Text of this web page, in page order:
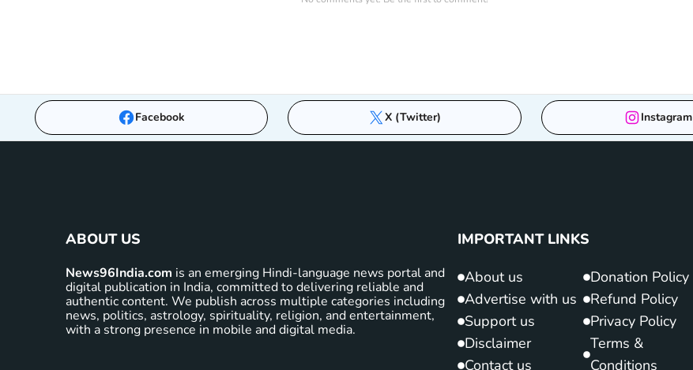
Facebook X (Twitter) Instagram
ABOUT US
News96India.com is an emerging Hindi-language news portal and
digital publication in India, committed to delivering reliable and
authentic content. We publish across multiple categories including
news, politics, astrology, spirituality, religion, and entertainment,
with a strong presence in mobile and digital media.
IMPORTANT LINKS
About us
Advertise with us
Support us
Disclaimer
Contact us
Donation Policy
Refund Policy
Privacy Policy
Terms &
Conditions